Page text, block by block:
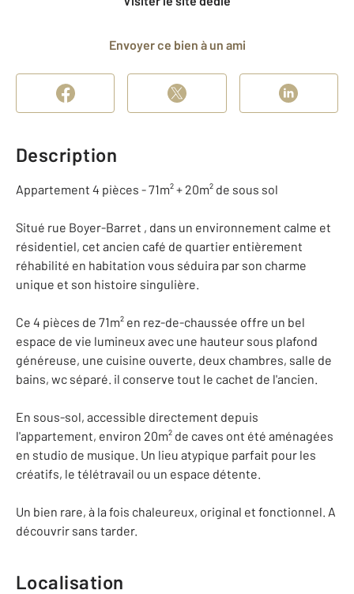
Envoyer ce bien à un ami
Description
Appartement 4 pièces - 71m² + 20m² de sous sol
Situé rue Boyer-Barret , dans un environnement calme et
résidentiel, cet ancien café de quartier entièrement
réhabilité en habitation vous séduira par son charme
unique et son histoire singulière.
Ce 4 pièces de 71m² en rez-de-chaussée offre un bel
espace de vie lumineux avec une hauteur sous plafond
généreuse, une cuisine ouverte, deux chambres, salle de
bains, wc séparé. il conserve tout le cachet de l'ancien.
En sous-sol, accessible directement depuis
l'appartement, environ 20m² de caves ont été aménagées
en studio de musique. Un lieu atypique parfait pour les
créatifs, le télétravail ou un espace détente.
Un bien rare, à la fois chaleureux, original et fonctionnel. A
découvrir sans tarder.
Localisation